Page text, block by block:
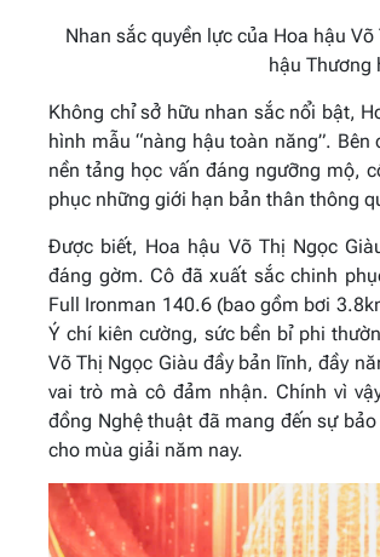
Nhan sắc quyền lực của Hoa hậu
hậu Thương
Không chỉ sở hữu nhan sắc nổi bật,
hình mẫu “nàng hậu toàn năng”.
nền tảng học vấn đáng ngưỡng mộ,
phục những giới hạn bản thân thông
Được biết, Hoa hậu Võ Thị Ngọc
đáng gờm. Cô đã xuất sắc chinh
Full Ironman 140.6 (bao gồm bơi
Ý chí kiên cường, sức bền bỉ phi
Võ Thị Ngọc Giàu đầy bản lĩnh, đầy
vai trò mà cô đảm nhận. Chính vì
đồng Nghệ thuật đã mang đến sự
cho mùa giải năm nay.